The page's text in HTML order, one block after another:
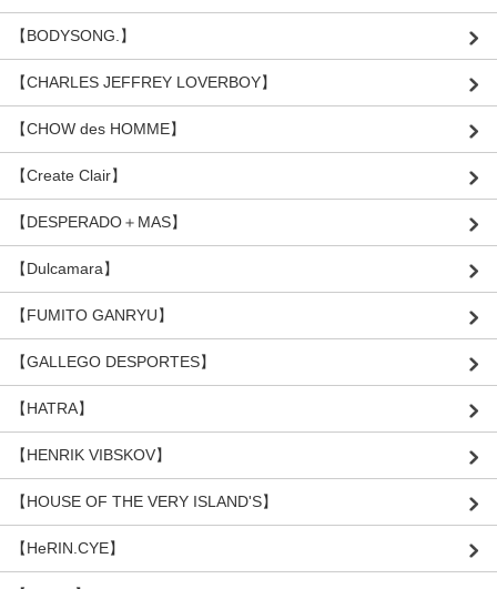
【BODYSONG.】
【CHARLES JEFFREY LOVERBOY】
【CHOW des HOMME】
【Create Clair】
【DESPERADO＋MAS】
【Dulcamara】
【FUMITO GANRYU】
【GALLEGO DESPORTES】
【HATRA】
【HENRIK VIBSKOV】
【HOUSE OF THE VERY ISLAND'S】
【HeRIN.CYE】